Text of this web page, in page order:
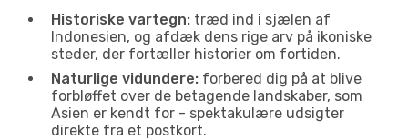
Historiske vartegn: træd ind i sjælen af
Indonesien, og afdæk dens rige arv på ikoniske
steder, der fortæller historier om fortiden.
Naturlige vidundere: forbered dig på at blive
forbløffet over de betagende landskaber, som
Asien er kendt for - spektakulære udsigter
direkte fra et postkort.